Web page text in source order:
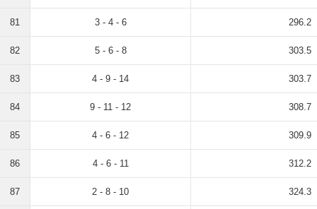
81 3 - 4 - 6 296.2
82 5 - 6 - 8 303.5
83 4 - 9 - 14 303.7
84 9 - 11 - 12 308.7
85 4 - 6 - 12 309.9
86 4 - 6 - 11 312.2
87 2 - 8 - 10 324.3